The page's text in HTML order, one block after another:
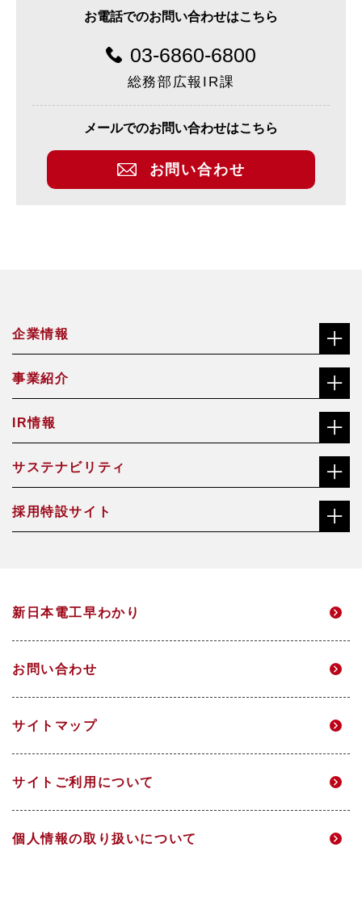
お電話でのお問い合わせはこちら
03-6860-6800
総務部広報IR課
メールでのお問い合わせはこちら
お問い合わせ
企業情報
社長メッセージ（ごあいさつ）
沿革
事業紹介
合金鉄事業
焼却灰資源化事業
研究開発
IR情報
株主・投資家の皆さまへ
サステナビリティ
社長メッセージ（ごあいさつ）
環境
DX
人的資本経営
社会
採用特設サイト
高校生・技能職サイト
新日本電工早わかり
お問い合わせ
サイトマップ
サイトご利用について
個人情報の取り扱いについて